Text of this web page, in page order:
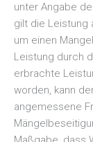
unter Angabe
gilt die Leistung
um einen
Leistung durch
erbrachte
worden, kann
angemessene